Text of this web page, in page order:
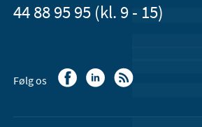
44 88 95 95 (kl. 9 - 15)
Følg os